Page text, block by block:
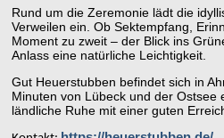
Rund um die Zeremonie lädt die
Verweilen ein. Ob Sektempfang,
Moment zu zweit – der Blick ins
Anlass eine natürliche Leichtigkeit.
Gut Heuerstubben befindet sich in
Minuten von Lübeck und der Ostsee
ländliche Ruhe mit einer guten